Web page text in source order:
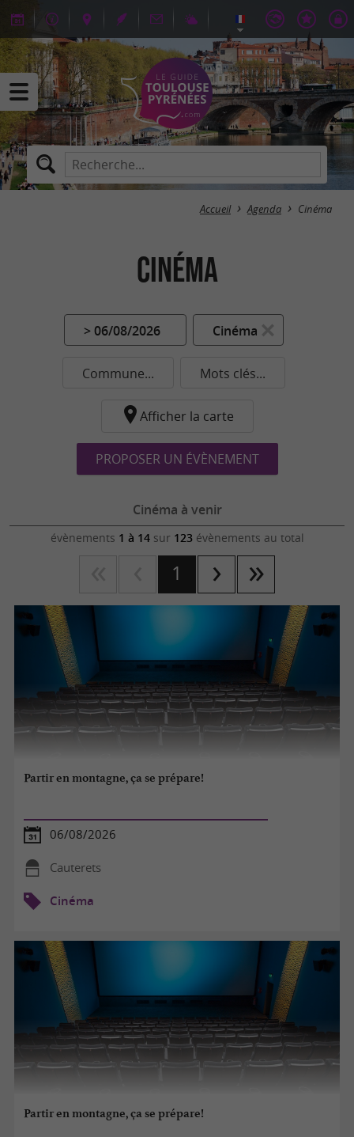
Accueil Agenda Cinéma
Cinéma
> 06/08/2026 Cinéma
Commune... Mots clés...
Afficher la carte
PROPOSER UN ÉVÈNEMENT
Cinéma à venir
évènements 1 à 14sur 123évènements au total
1
Partir en montagne, ça se prépare!
06/08/2026
Cauterets
Cinéma
Partir en montagne, ça se prépare!